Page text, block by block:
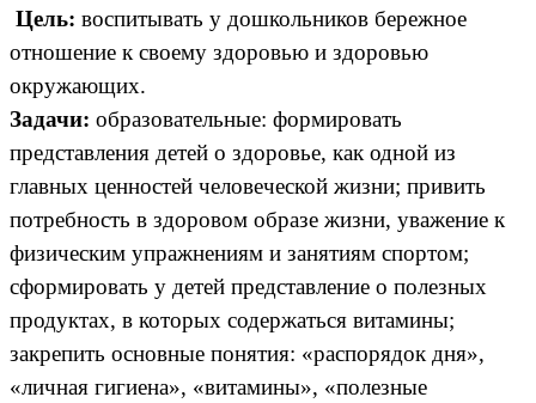
Цель: воспитывать у дошкольников бережное
отношение к своему здоровью и здоровью
окружающих.
Задачи: образовательные: формировать
представления детей о здоровье, как одной из
главных ценностей человеческой жизни; привить
потребность в здоровом образе жизни, уважение к
физическим упражнениям и занятиям спортом;
сформировать у детей представление о полезных
продуктах, в которых содержаться витамины;
закрепить основные понятия: «распорядок дня»,
«личная гигиена», «витамины», «полезные